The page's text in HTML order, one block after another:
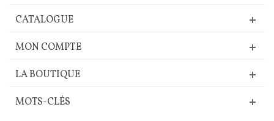
CATALOGUE
MON COMPTE
LA BOUTIQUE
MOTS-CLÉS